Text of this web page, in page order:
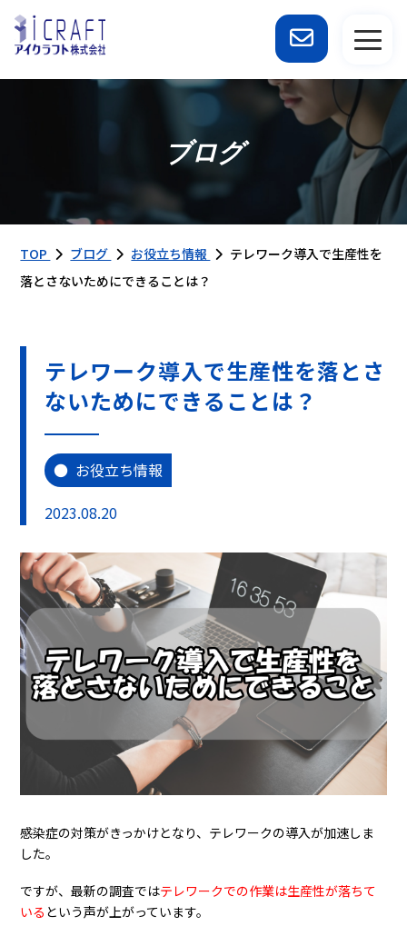
ブログ
TOP ブログ お役立ち情報
テレワーク導入で生産性を
落とさないためにできることは？
テレワーク導入で生産性を落とさ
ないためにできることは？
お役立ち情報
2023.08.20
感染症の対策がきっかけとなり、テレワークの導入が加速しま
した。
ですが、最新の調査ではテレワークでの作業は生産性が落ちて
いる という声が上がっています。